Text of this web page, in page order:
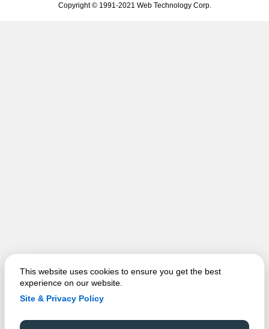
Copyright © 1991-2021 Web Technology Corp.
This website uses cookies to ensure you get the best
experience on our website.
Site & Privacy Policy